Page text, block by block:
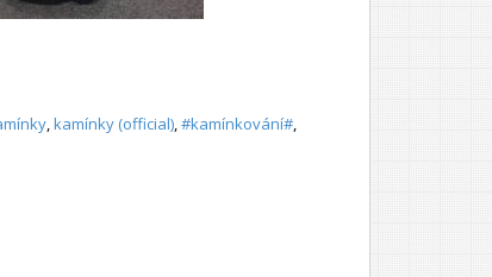
kamínky (official) #kamínkování#